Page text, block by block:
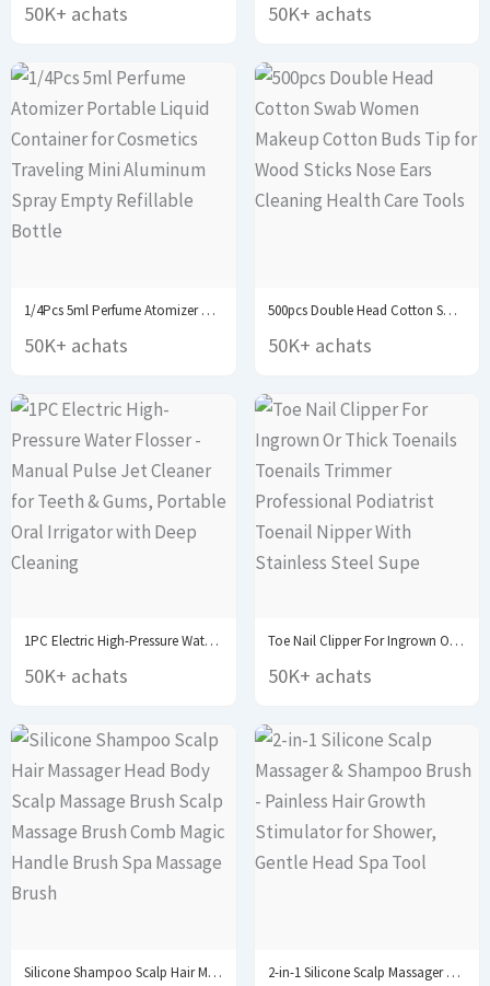
50K+ achats 50K+ achats
1/4Pcs 5ml Perfume Atomizer Portable Liquid Container for...
50K+ achats
500pcs Double Head Cotton Swab Women Makeup Cotton...
50K+ achats
1PC Electric High-Pressure Water Flosser - Manual Pulse...
50K+ achats
Toe Nail Clipper For Ingrown Or Thick Toenails...
50K+ achats
Silicone Shampoo Scalp Hair Massager Head Body Scalp... 2-in-1 Silicone Scalp Massager & Shampoo Brush -...